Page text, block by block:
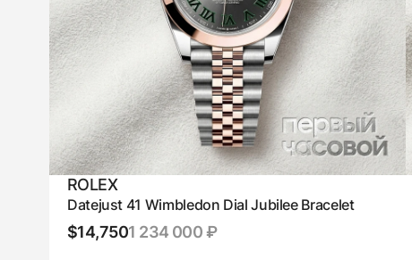
ROLEX
Datejust 41 Wimbledon Dial Jubilee Bracelet
$14,7501 234 000 ₽